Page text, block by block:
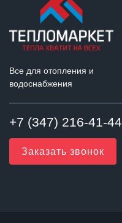
Все для отопления и
водоснабжения
+7 (347) 216-41-44
Заказать звонок